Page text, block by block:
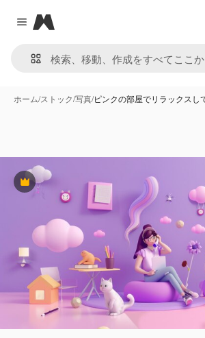
Close menu
Magnific
ホーム/ストック/写真/ピンクの部屋でリラックス
Premium